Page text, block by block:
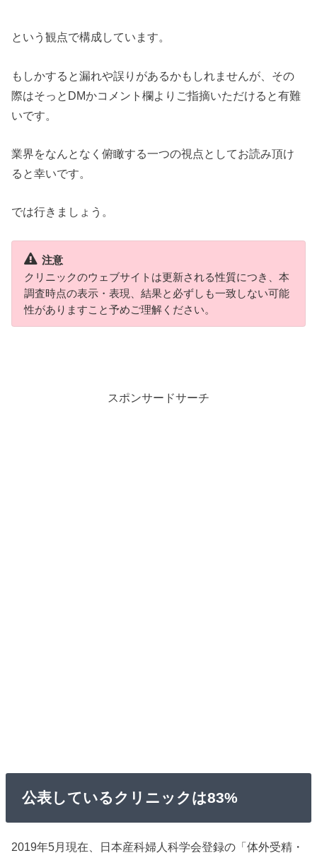
という観点で構成しています。
もしかすると漏れや誤りがあるかもしれませんが、その
際はそっとDMかコメント欄よりご指摘いただけると有難
いです。
業界をなんとなく俯瞰する一つの視点としてお読み頂け
ると幸いです。
では行きましょう。
注意
クリニックのウェブサイトは更新される性質につき、本
調査時点の表示・表現、結果と必ずしも一致しない可能
性がありますこと予めご理解ください。
スポンサードサーチ
公表しているクリニックは83%
2019年5月現在、日本産科婦人科学会登録の「体外受精・